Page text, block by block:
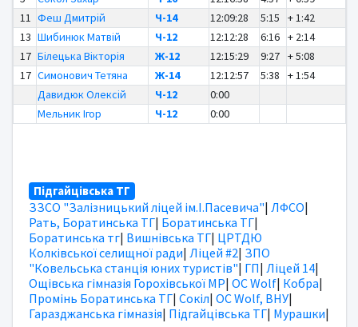
11 Феш Дмитрій Ч-14 12:09:28 5:15
+ 1:42
13 Шибинюк Матвій Ч-12 12:12:28 6:16 + 2:14
17 Білецька Вікторія Ж-12 12:15:29 9:27 + 5:08
17 Симонович Тетяна Ж-14 12:12:57 5:38
+ 1:54
Давидюк Олексій
Ч-12
0:00
Мельник Ігор
Ч-12 0:00
Підгайцівська ТГ
ЗЗСО "Залізницький ліцей ім.І.Пасевича"| ЛФСО|
Рать, Боратинська ТГ| Боратинська ТГ|
Боратинська тг| Вишнівська ТГ| ЦРТДЮ
Колківської селищної ради| Ліцей #2| ЗПО
"Ковельська станція юних туристів"| ГП| Ліцей 14|
Ощівська гімназія Горохівської МР| OC Wolf| Кобра|
Промінь Боратинська ТГ| Сокіл| OC Wolf, ВНУ|
Гаразджанська гімназія| Підгайцівська ТГ| Мурашки|